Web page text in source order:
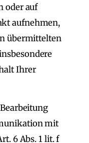
oder auf
aufnehmen,
übermittelten
Ihrer
mit
6 Abs. 1 lit. f